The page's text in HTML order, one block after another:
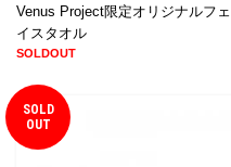
Venus Project限定オリジナルフェ
イスタオル
SOLDOUT
SOLD
OUT